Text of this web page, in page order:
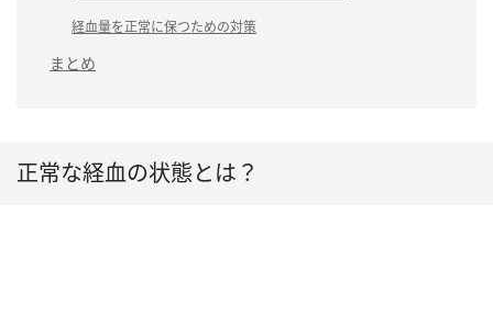
経血量を正常に保つための対策
まとめ
正常な経血の状態とは？